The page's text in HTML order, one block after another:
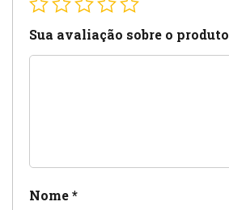
Sua avaliação sobre o produto
Nome*